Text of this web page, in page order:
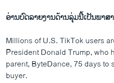
ອ່ານບົດລາຍງານດ້ານລຸ່ມນີ້ເປັນພາສ
Millions of U.S. TikTok users
President Donald Trump, who
parent, ByteDance, 75 days to
buyer.